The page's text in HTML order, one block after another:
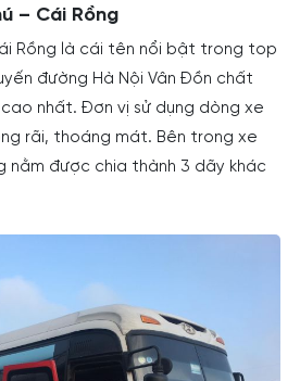
– Cái Rồng
Rồng là cái tên nổi bật trong top
đường Hà Nội Vân Đồn chất
nhất. Đơn vị sử dụng dòng xe
rãi, thoáng mát. Bên trong xe
nằm được chia thành 3 dãy khác